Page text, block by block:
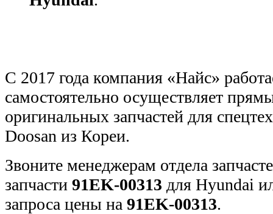
С 2017 года компания «Найс»
самостоятельно осуществляет
оригинальных запчастей для
Doosan из Кореи.
Звоните менеджерам отдела
запчасти 91EK-00313 для Hyundai
запроса цены на 91EK-00313.